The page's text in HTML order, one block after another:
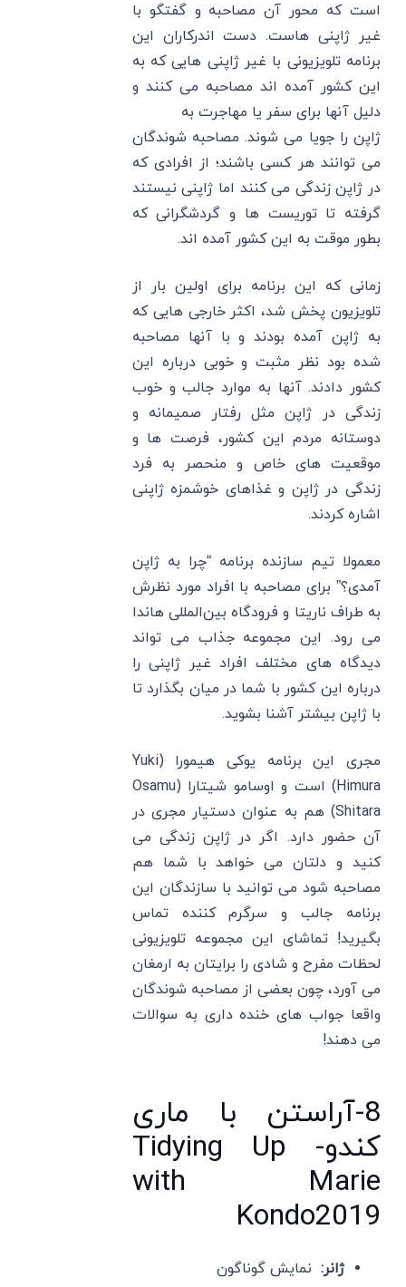
است که محور آن مصاحبه و گفتگو با
غیر ژاپنی هاست. دست اندرکاران این
برنامه تلویزیونی با غیر ژاپنی هایی که به
این کشور آمده اند مصاحبه می کنند و
دلیل آنها برای سفر یا مهاجرت به
ژاپن را جویا می شوند. مصاحبه شوندگان
می توانند هر کسی باشند؛ از افرادی که
در ژاپن زندگی می کنند اما ژاپنی نیستند
گرفته تا توریست ها و گردشگرانی که
بطور موقت به این کشور آمده اند.
زمانی که این برنامه برای اولین بار از
تلویزیون پخش شد، اکثر خارجی هایی که
به ژاپن آمده بودند و با آنها مصاحبه
شده بود نظر مثبت و خوبی درباره این
کشور دادند. آنها به موارد جالب و خوب
زندگی در ژاپن مثل رفتار صمیمانه و
دوستانه مردم این کشور، فرصت ها و
موقعیت های خاص و منحصر به فرد
زندگی در ژاپن و غذاهای خوشمزه ژاپنی
اشاره کردند.
معمولا تیم سازنده برنامه “چرا به ژاپن
آمدی؟” برای مصاحبه با افراد مورد نظرش
به طراف ناریتا و فرودگاه بین‌المللی هاندا
می رود. این مجموعه جذاب می تواند
دیدگاه های مختلف افراد غیر ژاپنی را
درباره این کشور با شما در میان بگذارد تا
با ژاپن بیشتر آشنا بشوید.
مجری این برنامه یوکی هیمورا (Yuki
Himura) است و اوسامو شیتارا (Osamu
Shitara) هم به عنوان دستیار مجری در
آن حضور دارد. اگر در ژاپن زندگی می
کنید و دلتان می خواهد با شما هم
مصاحبه شود می توانید با سازندگان این
برنامه جالب و سرگرم کننده تماس
بگیرید! تماشای این مجموعه تلویزیونی
لحظات مفرح و شادی را برایتان به ارمغان
می آورد، چون بعضی از مصاحبه شوندگان
واقعا جواب های خنده داری به سوالات
می دهند!
8-آراستن با ماری
کندو- Tidying Up
with Marie
Kondo2019
ژانر: نمایش گوناگون